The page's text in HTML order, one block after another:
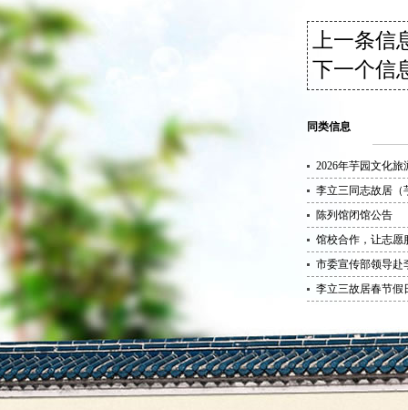
上一条信
下一个信
同类信息
2026年芋园文化
李立三同志故居（
陈列馆闭馆公告
馆校合作，让志愿
市委宣传部领导赴
李立三故居春节假